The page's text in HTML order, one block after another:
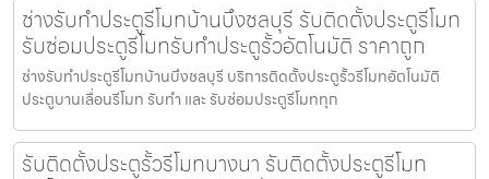
ช่างรับทำประตูรีโมทบ้านบึงชลบุรี รับติดตั้งประตูรีโมท
รับซ่อมประตูรีโมทรับทำประตูรั้วอัตโนมัติ ราคาถูก
ช่างรับทำประตูรีโมทบ้านบึงชลบุรี บริการติดตั้งประตูรั้วรีโมทอัตโนมัติ
ประตูบานเลื่อนรีโมท รับทำ และ รับซ่อมประตูรีโมททุก
รับติดตั้งประตูรั้วรีโมทบางนา รับติดตั้งประตูรีโมท